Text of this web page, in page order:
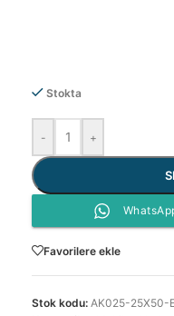
Stokta
- +
Favorilere ekle
Stok kodu: AK025-25X50-